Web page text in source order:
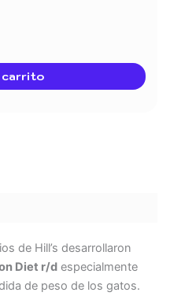
carrito
de Hill’s desarrollaron
Diet r/d especialmente
de peso de los gatos.